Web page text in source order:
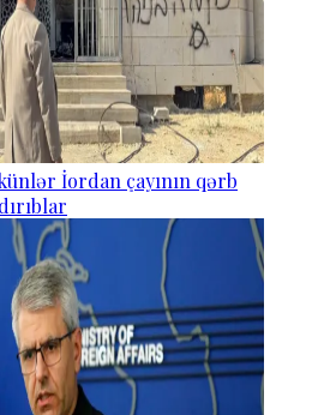
İordan çayının qərb